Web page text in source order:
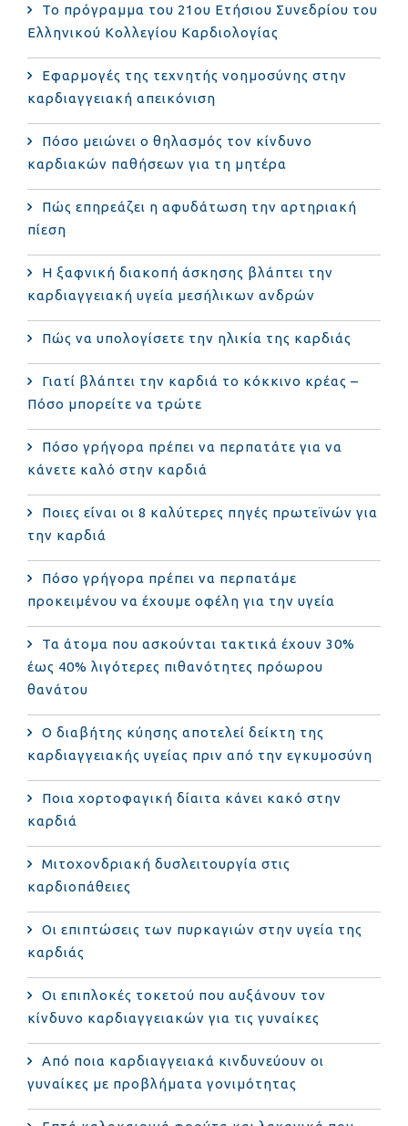
Το πρόγραμμα του 21ου Ετήσιου Συνεδρίου του
Ελληνικού Κολλεγίου Καρδιολογίας
Εφαρμογές της τεχνητής νοημοσύνης στην
καρδιαγγειακή απεικόνιση
Πόσο μειώνει ο θηλασμός τον κίνδυνο
καρδιακών παθήσεων για τη μητέρα
Πώς επηρεάζει η αφυδάτωση την αρτηριακή
πίεση
Η ξαφνική διακοπή άσκησης βλάπτει την
καρδιαγγειακή υγεία μεσήλικων ανδρών
Πώς να υπολογίσετε την ηλικία της καρδιάς
Γιατί βλάπτει την καρδιά το κόκκινο κρέας –
Πόσο μπορείτε να τρώτε
Πόσο γρήγορα πρέπει να περπατάτε για να
κάνετε καλό στην καρδιά
Ποιες είναι οι 8 καλύτερες πηγές πρωτεϊνών για
την καρδιά
Πόσο γρήγορα πρέπει να περπατάμε
προκειμένου να έχουμε οφέλη για την υγεία
Τα άτομα που ασκούνται τακτικά έχουν 30%
έως 40% λιγότερες πιθανότητες πρόωρου
θανάτου
Ο διαβήτης κύησης αποτελεί δείκτη της
καρδιαγγειακής υγείας πριν από την εγκυμοσύνη
Ποια χορτοφαγική δίαιτα κάνει κακό στην
καρδιά
Μιτοχονδριακή δυσλειτουργία στις
καρδιοπάθειες
Οι επιπτώσεις των πυρκαγιών στην υγεία της
καρδιάς
Οι επιπλοκές τοκετού που αυξάνουν τον
κίνδυνο καρδιαγγειακών για τις γυναίκες
Από ποια καρδιαγγειακά κινδυνεύουν οι
γυναίκες με προβλήματα γονιμότητας